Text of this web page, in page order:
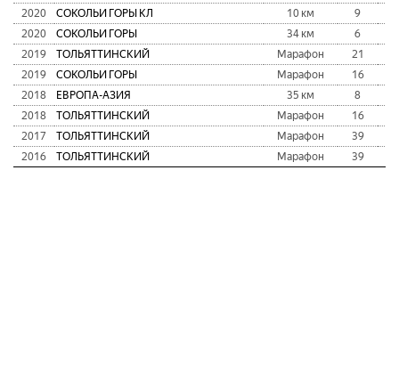
2020
СОКОЛЬИ ГОРЫ КЛ 10 км 9
2020
СОКОЛЬИ ГОРЫ 34 км 6
2019
ТОЛЬЯТТИНСКИЙ Марафон 21
2019
СОКОЛЬИ ГОРЫ Марафон 16
2018
ЕВРОПА-АЗИЯ 35 км 8
2018
ТОЛЬЯТТИНСКИЙ Марафон 16
2017
ТОЛЬЯТТИНСКИЙ Марафон 39
2016
ТОЛЬЯТТИНСКИЙ Марафон 39